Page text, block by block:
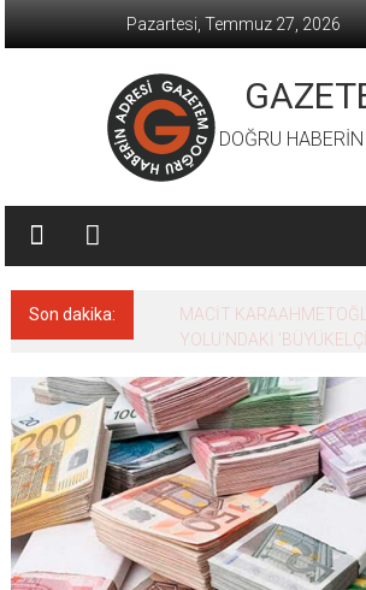
Pazartesi, Temmuz 27, 2026
DOĞRU
Son dakika:
MACİT
YOLU’NDAKİ